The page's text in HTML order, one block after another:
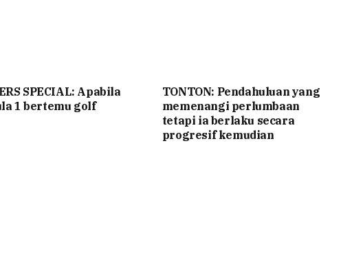
SPECIAL: Apabila
1 bertemu golf
TONTON: Pendahuluan yang
memenangi perlumbaan
tetapi ia berlaku secara
progresif kemudian